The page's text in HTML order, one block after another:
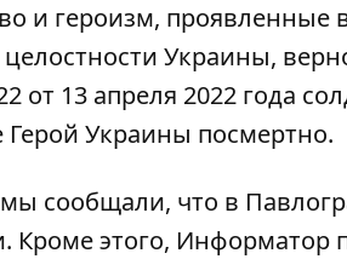
и героизм, проявленные
Украины,
13 апреля 2022 года
Герой Украины посмертно.
сообщали, что в
Кроме этого, Информатор